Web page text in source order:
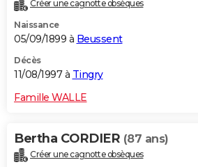
Créer une cagnotte obsèques
Naissance
05/09/1899 à Beussent
Décès
11/08/1997 à Tingry
Famille WALLE
Bertha CORDIER (87 ans)
Créer une cagnotte obsèques